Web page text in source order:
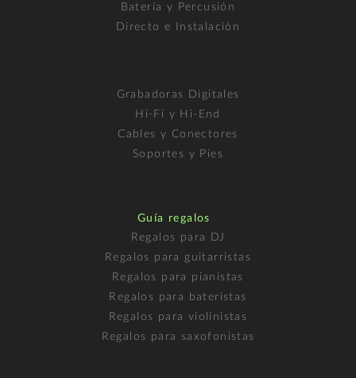
Batería y Percusión
Directo e Instalación
Grabadoras Digitales
Hi-Fi y Hi-End
Cables y Conectores
Soportes y Pies
Guía regalos
Regalos para DJ
Regalos para guitarristas
Regalos para pianistas
Regalos para bateristas
Regalos para violinistas
Regalos para saxofonistas